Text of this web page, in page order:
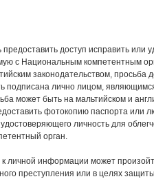
доступ исправить или
с Национальным компетентным
законодательством, просьба
подписана лично лицом,
может быть на мальтийском и
фотокопию паспорта или
личность для
орган.
к личной информации может
преступления или в целях